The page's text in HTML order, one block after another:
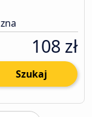
108 zł
Szukaj